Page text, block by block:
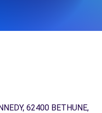
62400 BETHUNE,